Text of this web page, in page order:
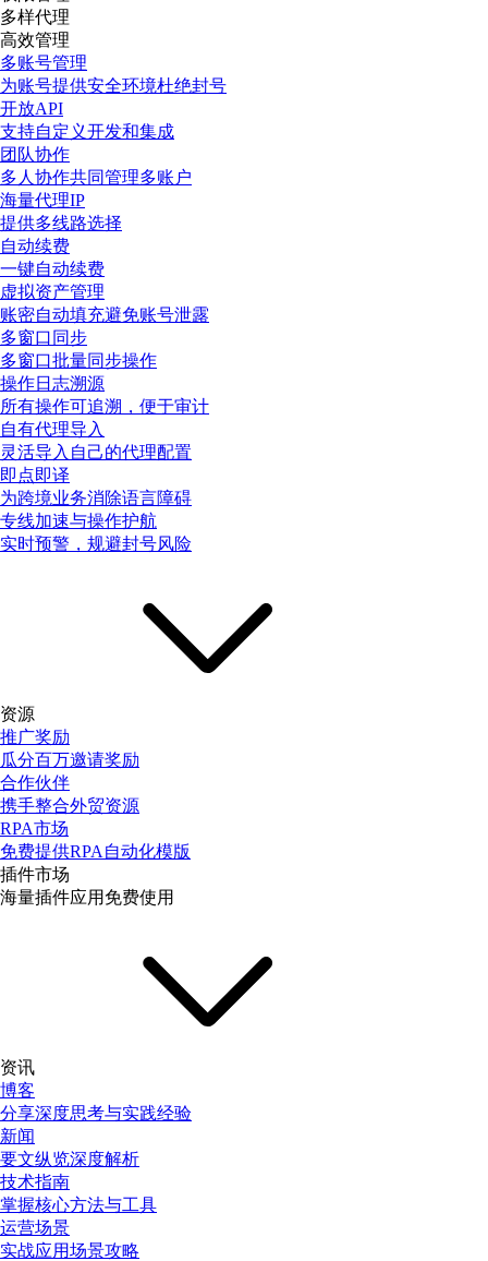
多样代理
高效管理
多账号管理
为账号提供安全环境杜绝封号
开放API
支持自定义开发和集成
团队协作
多人协作共同管理多账户
海量代理IP
提供多线路选择
自动续费
一键自动续费
虚拟资产管理
账密自动填充避免账号泄露
多窗口同步
多窗口批量同步操作
操作日志溯源
所有操作可追溯，便于审计
自有代理导入
灵活导入自己的代理配置
即点即译
为跨境业务消除语言障碍
专线加速与操作护航
实时预警，规避封号风险
资源
推广奖励
瓜分百万邀请奖励
合作伙伴
携手整合外贸资源
RPA市场
免费提供RPA自动化模版
插件市场
海量插件应用免费使用
资讯
博客
分享深度思考与实践经验
新闻
要文纵览深度解析
技术指南
掌握核心方法与工具
运营场景
实战应用场景攻略